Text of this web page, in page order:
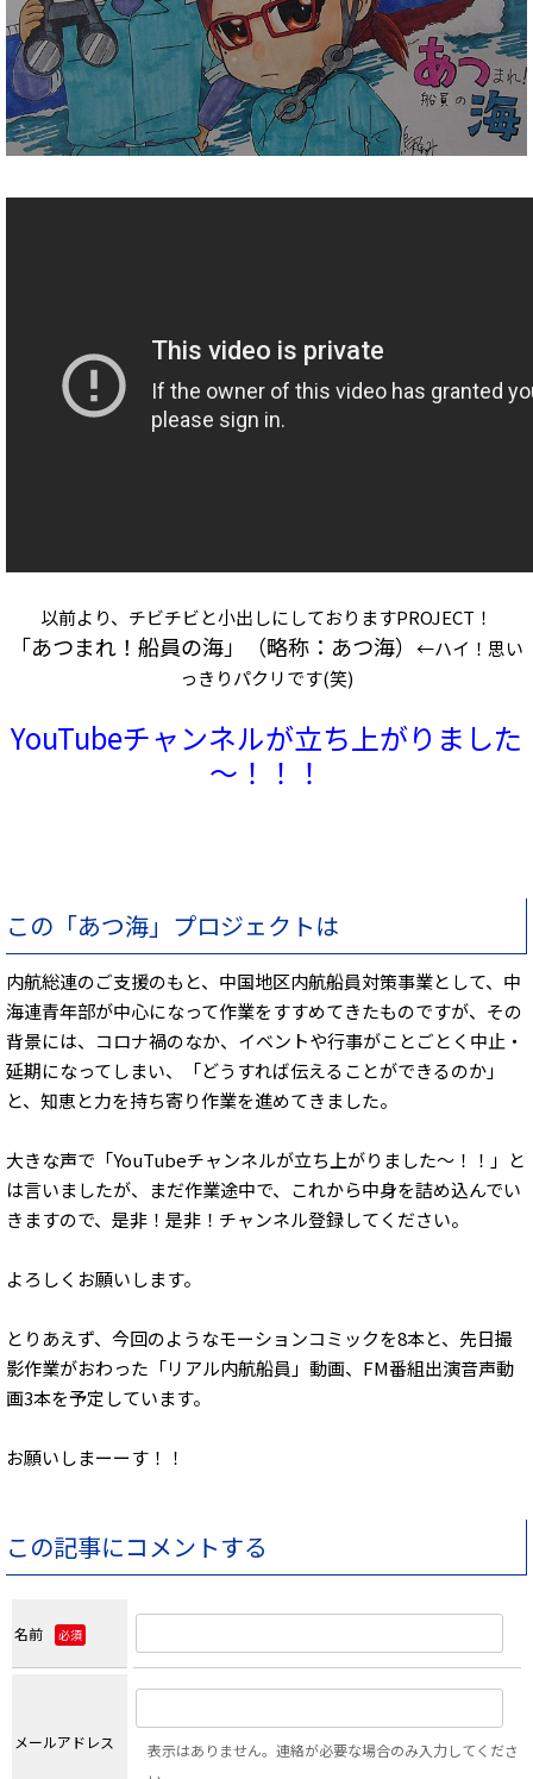
以前より、チビチビと小出しにしておりますPROJECT！
「あつまれ！船員の海」（略称：あつ海） ←ハイ！思い
っきりパクリです(笑)
YouTubeチャンネルが立ち上がりました
～！！！
この「あつ海」プロジェクトは
内航総連のご支援のもと、中国地区内航船員対策事業として、中
海連青年部が中心になって作業をすすめてきたものですが、その
背景には、コロナ禍のなか、イベントや行事がことごとく中止・
延期になってしまい、「どうすれば伝えることができるのか」
と、知恵と力を持ち寄り作業を進めてきました。
大きな声で「YouTubeチャンネルが立ち上がりました～！！」と
は言いましたが、まだ作業途中で、これから中身を詰め込んでい
きますので、是非！是非！チャンネル登録してください。
よろしくお願いします。
とりあえず、今回のようなモーションコミックを8本と、先日撮
影作業がおわった「リアル内航船員」動画、FM番組出演音声動
画3本を予定しています。
お願いしまーーす！！
この記事にコメントする
名前 必須
メールアドレス
表示はありません。連絡が必要な場合のみ入力してくださ